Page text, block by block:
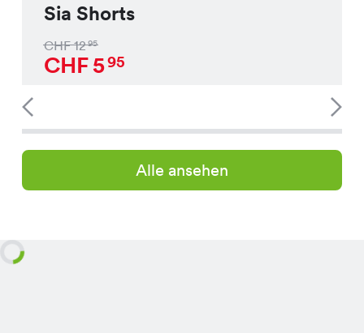
Sia Shorts
CHF1295
CHF595
Alle ansehen